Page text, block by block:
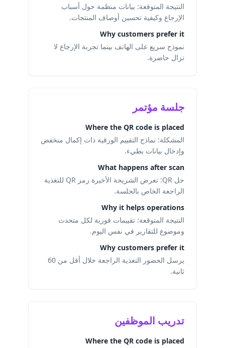
النتيجة المتوقعة: بيانات منظمة حول أسباب
الإرجاع وكيفية تحسين أوصاف المنتجات.
Why customers prefer it
نموذج سريع على الهاتف بينما تجربة الإرجاع لا
تزال حاضرة.
جلسة مؤتمر
Where the QR code is placed
المشكلة: نماذج التقييم الورقية ذات إكمال منخفض
وإدخال بيانات بطيء.
What happens after scan
حل QR: تعرض الشريحة الأخيرة رمز QR للتغذية
الراجعة الخاص بالجلسة.
Why it helps operations
النتيجة المتوقعة: تقييمات فورية لكل متحدث
وموضوع للتقارير في نفس اليوم.
Why customers prefer it
يرسل الحضور التغذية الراجعة خلال أقل من 60
ثانية.
تدريب الموظفين
Where the QR code is placed